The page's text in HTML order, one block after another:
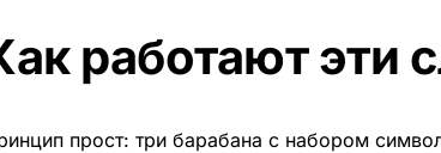
работают эти
прост: три барабана с набором